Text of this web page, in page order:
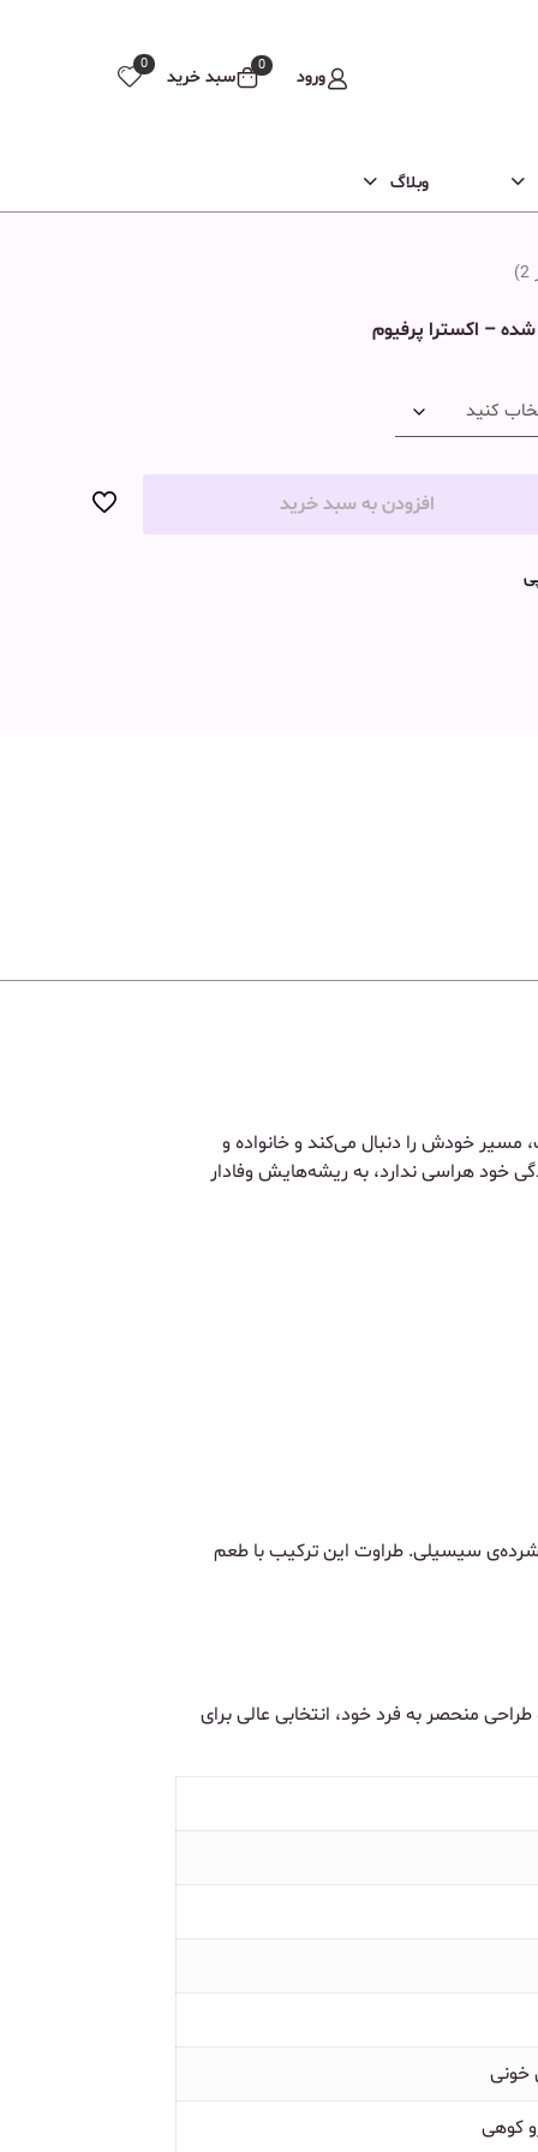
ورود
0
سبد خرید
0
وبلاگ
2
)
– اکسترا پرفیوم
افزودن به سبد خرید
خودش را دنبال می‌کند و خانواده و
خود هراسی ندارد، به ریشه‌هایش وفادار
سیسیلی. طراوت این ترکیب با طعم
منحصر به فرد خود، انتخابی عالی برای
خونی
کوهی